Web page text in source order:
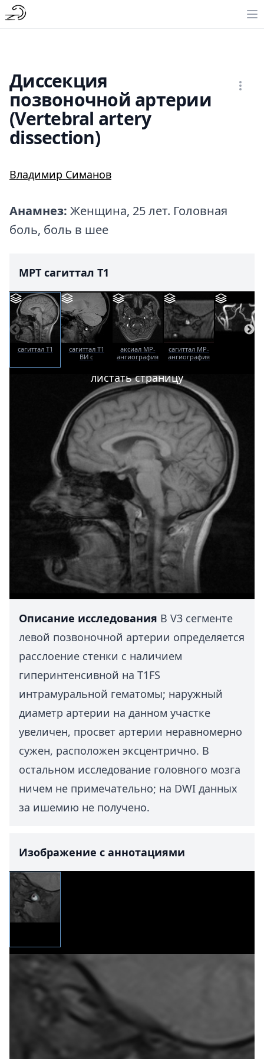
Диссекция
позвоночной артерии
(Vertebral artery
dissection)
Владимир Симанов
Анамнез: Женщина, 25 лет. Головная
боль, боль в шее
МРТ сагиттал T1
сагиттал T1
сагиттал T1
ВИ с
аксиал МР-
ангиография
сагиттал МР-
ангиография
листать страницу
Описание исследования В V3 сегменте
левой позвоночной артерии определяется
расслоение стенки с наличием
гиперинтенсивной на T1FS
интрамуральной гематомы; наружный
диаметр артерии на данном участке
увеличен, просвет артерии неравномерно
сужен, расположен эксцентрично. В
остальном исследование головного мозга
ничем не примечательно; на DWI данных
за ишемию не получено.
Изображение с аннотациями